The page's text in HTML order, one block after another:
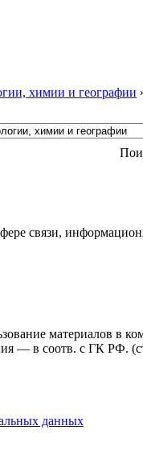
химии и географии
связи,
материалов в
— в соотв. с ГК РФ.
данных